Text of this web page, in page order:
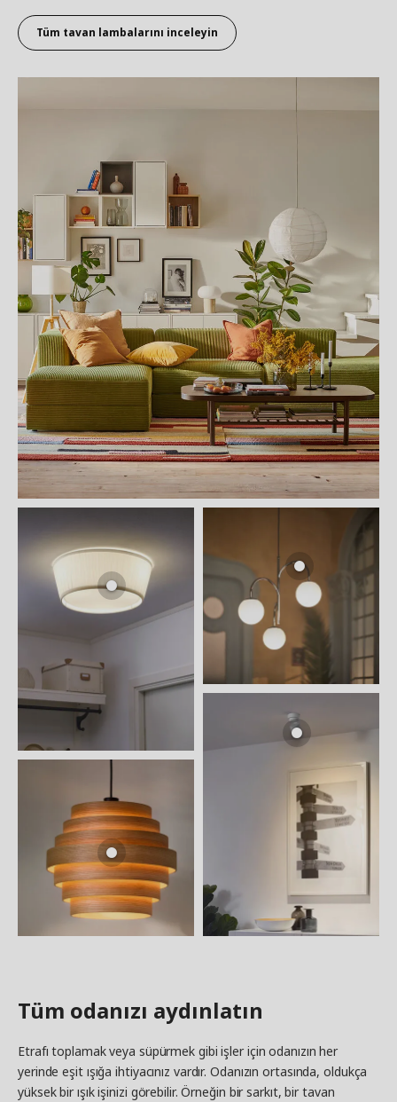
Tüm tavan lambalarını inceleyin
Tüm odanızı aydınlatın
Etrafı toplamak veya süpürmek gibi işler için odanızın her
yerinde eşit ışığa ihtiyacınız vardır. Odanızın ortasında, oldukça
yüksek bir ışık işinizi görebilir. Örneğin bir sarkıt, bir tavan